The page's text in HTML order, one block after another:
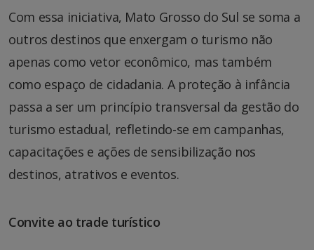
Com essa iniciativa, Mato Grosso do Sul se soma a
outros destinos que enxergam o turismo não
apenas como vetor econômico, mas também
como espaço de cidadania. A proteção à infância
passa a ser um princípio transversal da gestão do
turismo estadual, refletindo-se em campanhas,
capacitações e ações de sensibilização nos
destinos, atrativos e eventos.
Convite ao trade turístico